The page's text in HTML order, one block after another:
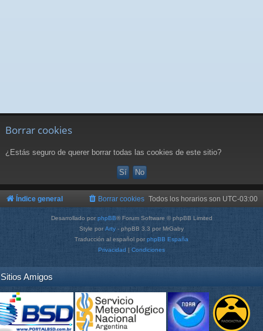
Borrar cookies
¿Estás seguro de querer borrar todas las cookies de este sitio?
Índice general Todos los horarios son UTC-03:00
Borrar cookies
Desarrollado porphpBB® Forum Software © phpBB Limited
Style por Arty - phpBB 3.3 por MrGaby
Traducción al español por phpBB España
Privacidad | Condiciones
Sitios Amigos